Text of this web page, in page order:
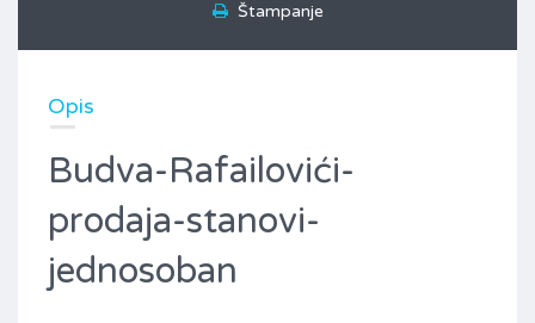
Štampanje
Opis
Budva-Rafailovići-
prodaja-stanovi-
jednosoban